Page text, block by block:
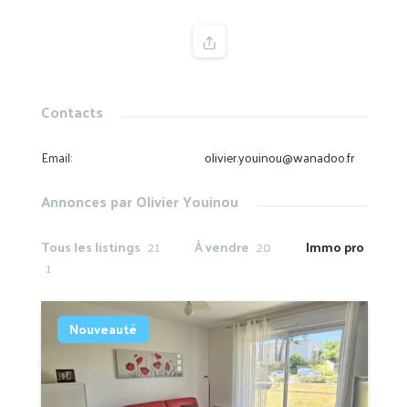
Contacts
Email: olivier.youinou@wanadoo.fr
Annonces par Olivier Youinou
Tous les listings 21 À vendre 20
Immo pro
1
Nouveauté